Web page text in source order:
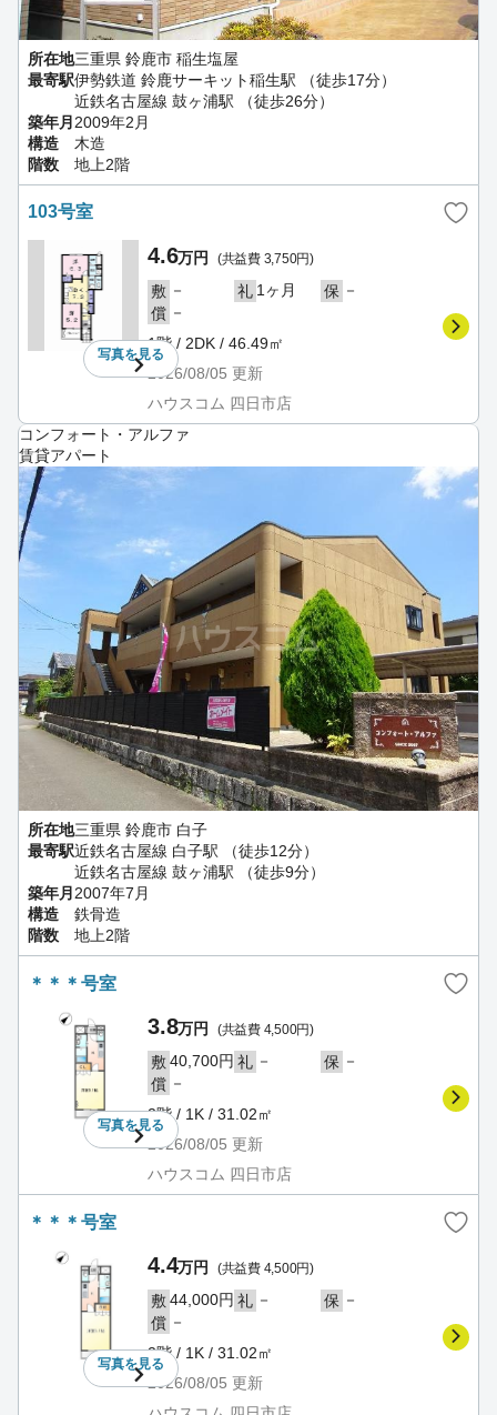
所在地三重県 鈴鹿市 稲生塩屋
最寄駅伊勢鉄道 鈴鹿サーキット稲生駅 （徒歩17分）
近鉄名古屋線 鼓ヶ浦駅 （徒歩26分）
築年月 2009年2月
構造
木造
階数
地上2階
103号室
写真を見る
4.6万円 (共益費 3,750円)
敷 － 礼 1ヶ月 保 －
償 －
1階 / 2DK / 46.49㎡
2026/08/05 更新
ハウスコム 四日市店
コンフォート・アルファ
賃貸アパート
所在地三重県 鈴鹿市 白子
最寄駅近鉄名古屋線 白子駅 （徒歩12分）
近鉄名古屋線 鼓ヶ浦駅 （徒歩9分）
築年月 2007年7月
構造
鉄骨造
階数
地上2階
＊＊＊号室
写真を見る
3.8万円 (共益費 4,500円)
敷40,700円 礼 － 保 －
償 －
2階 / 1K / 31.02㎡
2026/08/05 更新
ハウスコム 四日市店
＊＊＊号室
写真を見る
4.4万円 (共益費 4,500円)
敷44,000円 礼 － 保 －
償 －
2階 / 1K / 31.02㎡
2026/08/05 更新